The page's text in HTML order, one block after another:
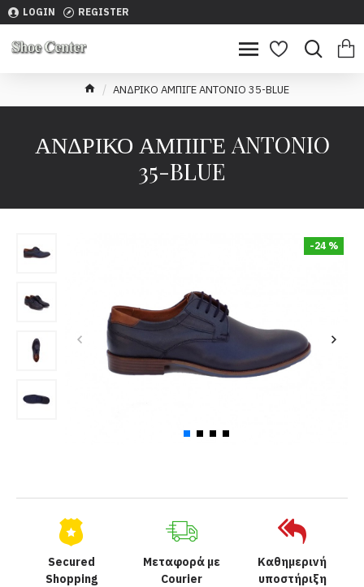
LOGIN REGISTER
ΑΝΔΡΙΚΟ ΑΜΠΙΓΕ ANTONIO 35-BLUE
ΑΝΔΡΙΚΟ ΑΜΠΙΓΕ ANTONIO
35-BLUE
-24 %
Secured
Shopping
Μεταφορά με
Courier
Καθημερινή
υποστήριξη